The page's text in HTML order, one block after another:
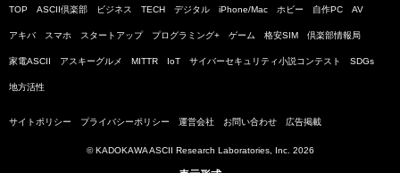
TOP ASCII倶楽部 ビジネス TECH デジタル iPhone/Mac ホビー 自作PC AV
アキバ スマホ スタートアップ プログラミング+ ゲーム 格安SIM 倶楽部情報局
家電ASCII アスキーグルメ MITTR IoT サイバーセキュリティ小説コンテスト SDGs
地方活性
サイトポリシー プライバシーポリシー 運営会社 お問い合わせ 広告掲載
© KADOKAWA ASCII Research Laboratories, Inc. 2026